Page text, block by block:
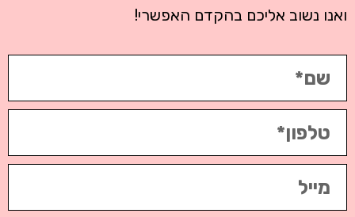
ואנו נשוב אליכם בהקדם האפשרי!